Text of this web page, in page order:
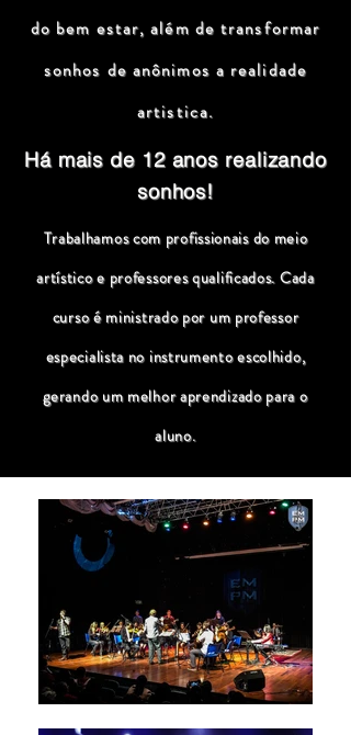
do bem estar, além de transformar
sonhos de anônimos a realidade
artistica.
Há mais de 12 anos realizando
sonhos!
Trabalhamos com profissionais do meio
artístico e professores qualificados. Cada
curso é ministrado por um professor
especialista no instrumento escolhido,
gerando um melhor aprendizado para o
aluno.